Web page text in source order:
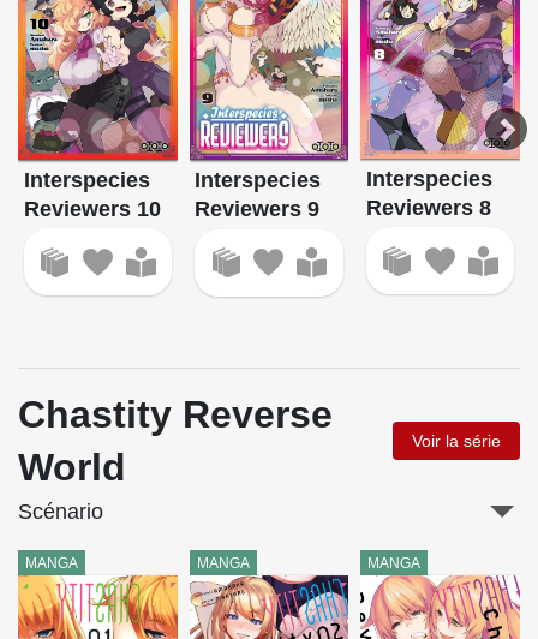
Interspecies
Reviewers 10
Interspecies
Reviewers 9
Interspecies
Reviewers 8
Chastity Reverse
World
Voir la série
Scénario
MANGA MANGA MANGA